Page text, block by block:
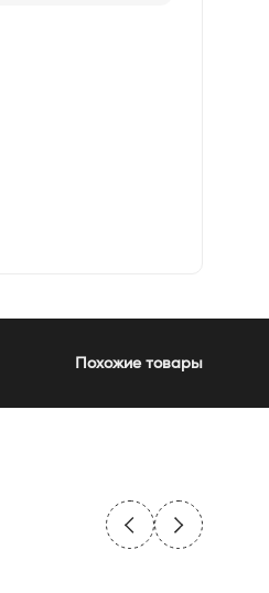
Похожие товары